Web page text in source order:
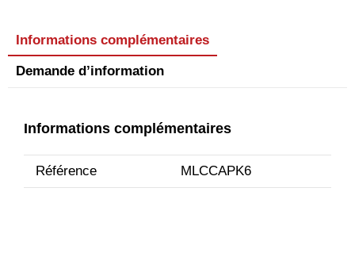
Informations complémentaires
Demande d’information
Informations complémentaires
Référence MLCCAPK6